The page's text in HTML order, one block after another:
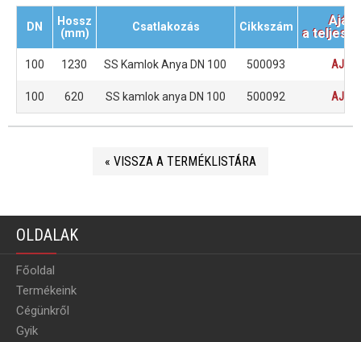
DN
Hossz
(mm)
Csatlakozás Cikkszám
a teljes
100 1230 SS Kamlok Anya DN 100 500093
100 620 SS kamlok anya DN 100 500092
« VISSZA A TERMÉKLISTÁRA
OLDALAK
Főoldal
Termékeink
Cégünkről
Gyik